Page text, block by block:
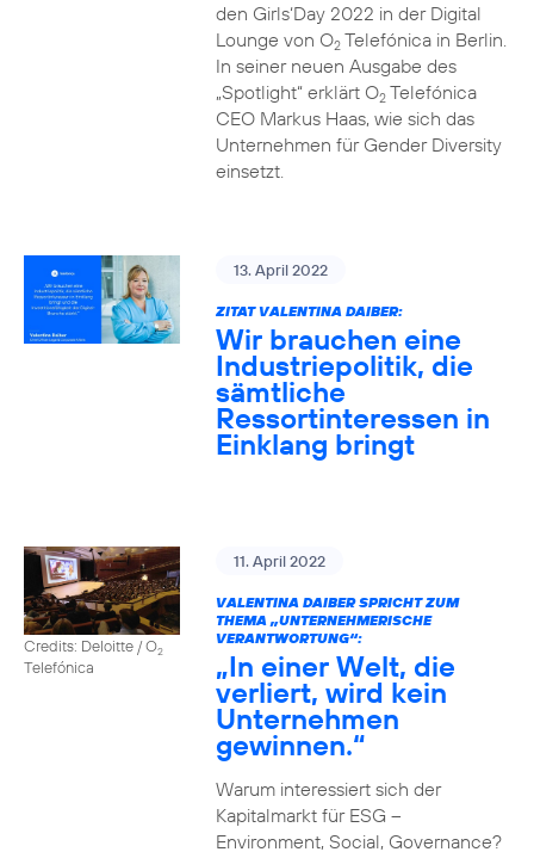
den Girls‘Day 2022 in der Digital
Lounge von O2Telefónica in Berlin.
In seiner neuen Ausgabe des
„Spotlight“ erklärt O2Telefónica
CEO Markus Haas, wie sich das
Unternehmen für Gender Diversity
einsetzt.
13. April 2022
ZITAT VALENTINA DAIBER:
Wir brauchen eine
Industriepolitik, die
sämtliche
Ressortinteressen in
Einklang bringt
Credits: Deloitte / O2
Telefónica
11. April 2022
VALENTINA DAIBER SPRICHT ZUM
THEMA „UNTERNEHMERISCHE
VERANTWORTUNG“:
„In einer Welt, die
verliert, wird kein
Unternehmen
gewinnen.“
Warum interessiert sich der
Kapitalmarkt für ESG –
Environment, Social, Governance?